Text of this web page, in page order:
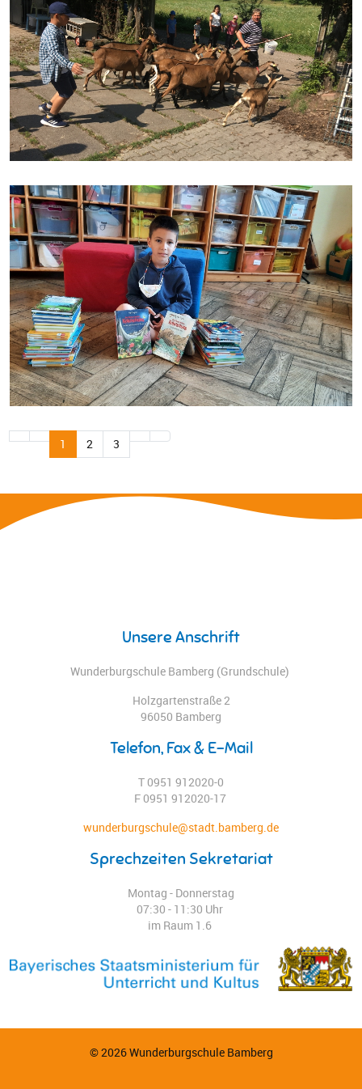
1 2 3
Unsere Anschrift
Wunderburgschule Bamberg (Grundschule)
Holzgartenstraße 2
96050 Bamberg
Telefon, Fax & E-Mail
T 0951 912020-0
F 0951 912020-17
wunderburgschule@stadt.bamberg.de
Sprechzeiten Sekretariat
Montag - Donnerstag
07:30 - 11:30 Uhr
im Raum 1.6
© 2026 Wunderburgschule Bamberg